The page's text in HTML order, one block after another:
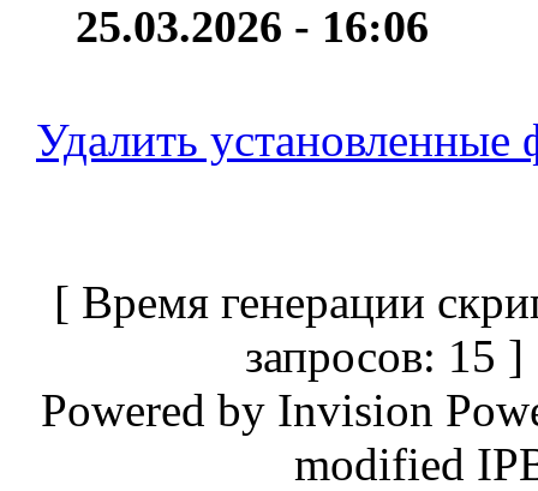
25.03.2026 - 16:06
Удалить
[ Время генерации
запросов:
Powered by Invision
modified